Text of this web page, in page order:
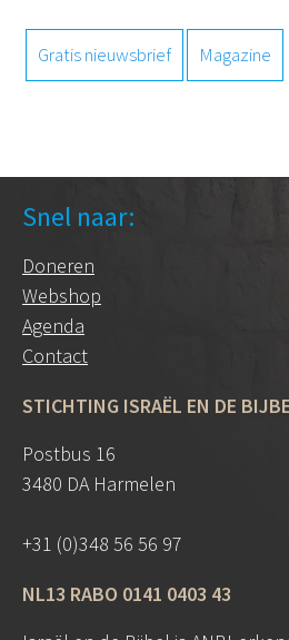
Gratis nieuwsbrief Magazine
Snel naar:
Doneren
Webshop
Agenda
Contact
STICHTING ISRAËL EN DE
Postbus 16
3480 DA Harmelen
+31 (0)348 56 56 97
NL13 RABO 0141 0403 43